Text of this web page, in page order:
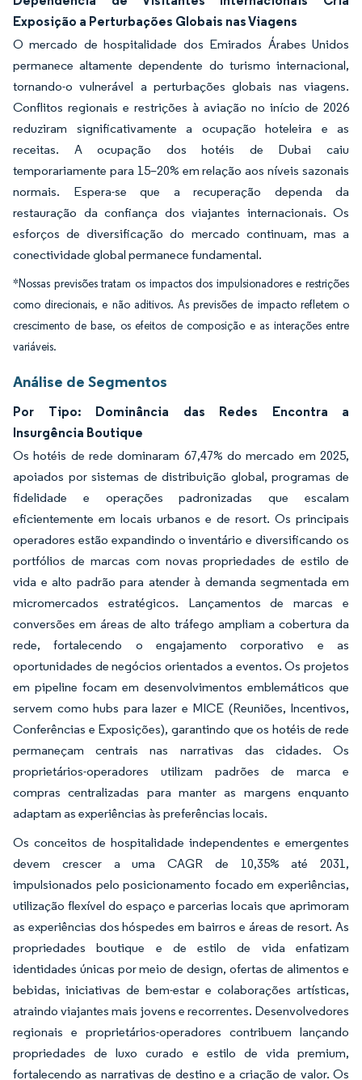
Exposição a Perturbações Globais nas Viagens
O mercado de hospitalidade dos Emirados Árabes Unidos
permanece altamente dependente do turismo internacional,
tornando-o vulnerável a perturbações globais nas viagens.
Conflitos regionais e restrições à aviação no início de 2026
reduziram significativamente a ocupação hoteleira e as
receitas. A ocupação dos hotéis de Dubai caiu
temporariamente para 15–20% em relação aos níveis sazonais
normais. Espera-se que a recuperação dependa da
restauração da confiança dos viajantes internacionais. Os
esforços de diversificação do mercado continuam, mas a
conectividade global permanece fundamental.
*Nossas previsões tratam os impactos dos impulsionadores e restrições
como direcionais, e não aditivos. As previsões de impacto refletem o
crescimento de base, os efeitos de composição e as interações entre
variáveis.
Análise de Segmentos
Por Tipo: Dominância das Redes Encontra a
Insurgência Boutique
Os hotéis de rede dominaram 67,47% do mercado em 2025,
apoiados por sistemas de distribuição global, programas de
fidelidade e operações padronizadas que escalam
eficientemente em locais urbanos e de resort. Os principais
operadores estão expandindo o inventário e diversificando os
portfólios de marcas com novas propriedades de estilo de
vida e alto padrão para atender à demanda segmentada em
micromercados estratégicos. Lançamentos de marcas e
conversões em áreas de alto tráfego ampliam a cobertura da
rede, fortalecendo o engajamento corporativo e as
oportunidades de negócios orientados a eventos. Os projetos
em pipeline focam em desenvolvimentos emblemáticos que
servem como hubs para lazer e MICE (Reuniões, Incentivos,
Conferências e Exposições), garantindo que os hotéis de rede
permaneçam centrais nas narrativas das cidades. Os
proprietários-operadores utilizam padrões de marca e
compras centralizadas para manter as margens enquanto
adaptam as experiências às preferências locais.
Os conceitos de hospitalidade independentes e emergentes
devem crescer a uma CAGR de 10,35% até 2031,
impulsionados pelo posicionamento focado em experiências,
utilização flexível do espaço e parcerias locais que aprimoram
as experiências dos hóspedes em bairros e áreas de resort. As
propriedades boutique e de estilo de vida enfatizam
identidades únicas por meio de design, ofertas de alimentos e
bebidas, iniciativas de bem-estar e colaborações artísticas,
atraindo viajantes mais jovens e recorrentes. Desenvolvedores
regionais e proprietários-operadores contribuem lançando
propriedades de luxo curado e estilo de vida premium,
fortalecendo as narrativas de destino e a criação de valor. Os